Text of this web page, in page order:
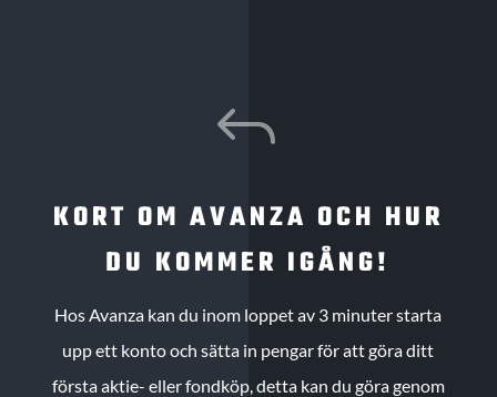
J
KORT OM AVANZA OCH HUR
DU KOMMER IGÅNG!
Hos Avanza kan du inom loppet av 3 minuter starta
upp ett konto och sätta in pengar för att göra ditt
första aktie- eller fondköp, detta kan du göra genom